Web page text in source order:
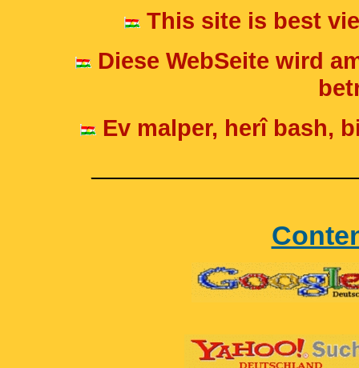
This site is best
Diese WebSeite wird
Ev malper, herî bash,